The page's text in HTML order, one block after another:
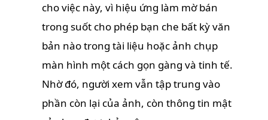
cho việc này, vì hiệu ứng làm mờ bán
trong suốt cho phép bạn che bất kỳ văn
bản nào trong tài liệu hoặc ảnh chụp
màn hình một cách gọn gàng và tinh tế.
Nhờ đó, người xem vẫn tập trung vào
phần còn lại của ảnh, còn thông tin mật